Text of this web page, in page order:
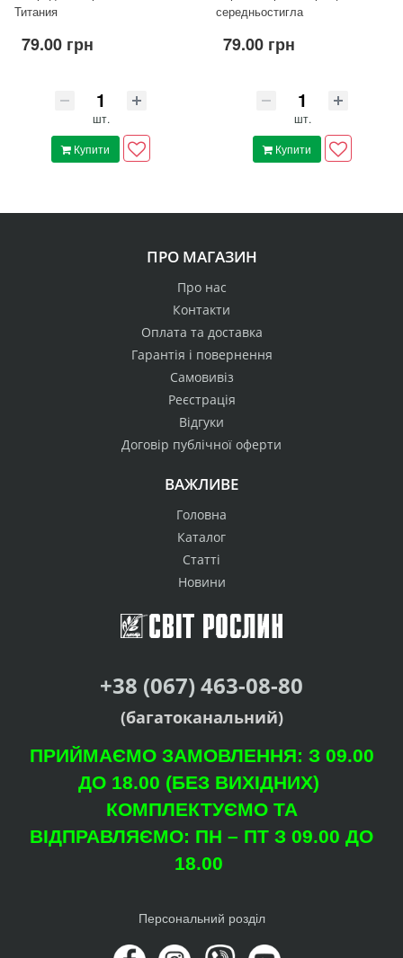
Титания
79.00 грн
шт.
Купити
середньостигла
79.00 грн
шт.
Купити
ПРО МАГАЗИН
Про нас
Контакти
Оплата та доставка
Гарантія і повернення
Самовивіз
Реєстрація
Відгуки
Договір публічної оферти
ВАЖЛИВЕ
Головна
Каталог
Статті
Новини
+38 (067) 463-08-80
(багатоканальний)
ПРИЙМАЄМО ЗАМОВЛЕННЯ: З 09.00
ДО 18.00 (БЕЗ ВИХІДНИХ)
КОМПЛЕКТУЄМО ТА
ВІДПРАВЛЯЄМО: ПН – ПТ З 09.00 ДО
18.00
Персональний розділ